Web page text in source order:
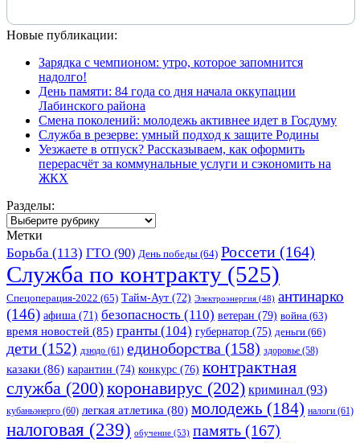
Новые публикации:
Зарядка с чемпионом: утро, которое запомнится
надолго!
День памяти: 84 года со дня начала оккупации
Лабинского района
Смена поколений: молодежь активнее идет в Госдуму
Служба в резерве: умный подход к защите Родины
Уезжаете в отпуск? Рассказываем, как оформить
перерасчёт за коммунальные услуги и сэкономить на
ЖКХ
Разделы:
Разделы:
Метки
Борьба (113) ГТО (90) День победы (64) Россети (164)
Служба по контракту (525)
Спецоперация-2022 (65) Тайм-Аут (72) Электроэнергия (48) антинарко
(146) афиша (71) безопасность (110) ветеран (79) война (63)
время новостей (85) гранты (104) губернатор (75) деньги (66)
дети (152) дзюдо (61) единоборства (158) здоровье (58)
казаки (86) карантин (74) конкурс (76) контрактная
служба (200)коронавирус (202) криминал (93)
кубаньэнерго (60) легкая атлетика (80) молодежь (184) налоги (61)
налоговая (239) обучение (53) память (167)